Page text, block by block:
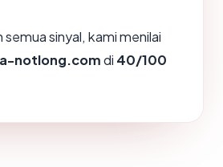
sinyal, kami menilai
notlong.comdi 40/100